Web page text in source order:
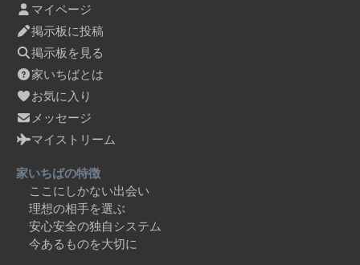
マイページ
掲示板に投稿
掲示板を見る
家いちばとは
お気に入り
メッセージ
マイストリーム
家いちばの特徴
ここにしかない出会い
理想の相手を選ぶ
安心安全の独自システム
今あるものを大切に